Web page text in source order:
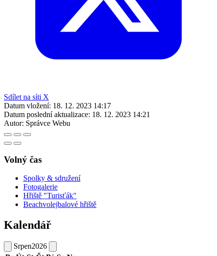
Sdílet na síti X
Datum vložení: 18. 12. 2023 14:17
Datum poslední aktualizace: 18. 12. 2023 14:21
Autor: Správce Webu
Volný čas
Spolky & sdružení
Fotogalerie
Hřiště "Turisťák"
Beachvolejbalové hřiště
Kalendář
Srpen2026